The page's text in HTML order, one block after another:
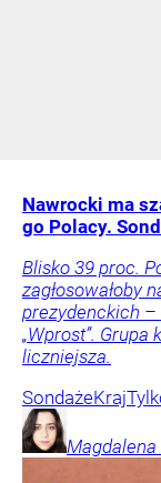
Nawrocki ma
go Polacy.
Blisko 39 proc.
zagłosowałoby
prezydenckich –
„Wprost”.
liczniejsza.
SondażeKraj
Magdalena